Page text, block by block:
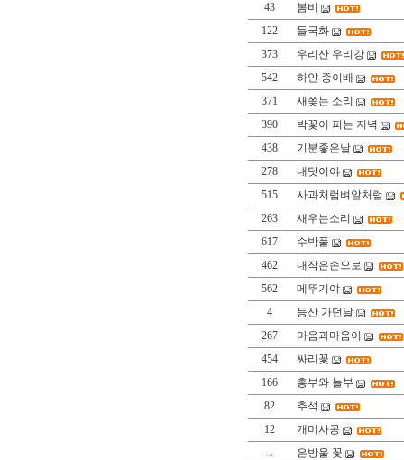
43
봄비
122
들국화
373
우리산 우리강
542
하얀 종이배
371
새쫒는 소리
390
박꽃이 피는 저녁
438
기분좋은날
278
내탓이야
515
사과처럼벼알처럼
263
새우는소리
617
수박풀
462
내작은손으로
562
메뚜기야
4
등산 가던날
267
마음과마음이
454
싸리꽃
166
흥부와 놀부
82
추석
12
개미사공
→
은방울 꽃